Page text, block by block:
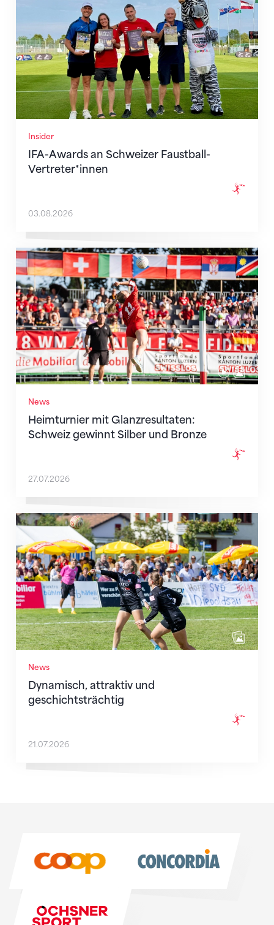
Insider
IFA-Awards an Schweizer Faustball-
Vertreter*innen
03.08.2026
News
Heimturnier mit Glanzresultaten:
Schweiz gewinnt Silber und Bronze
Heimturnier mit Glanzresultaten: Schweiz gewinnt
27.07.2026
News
Dynamisch, attraktiv und
geschichtsträchtig
Dynamisch, attraktiv und geschichtsträchtig
21.07.2026